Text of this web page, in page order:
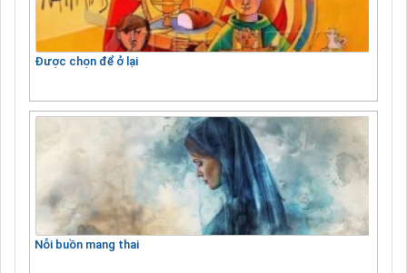
Được chọn để ở lại
Nỗi buồn mang thai